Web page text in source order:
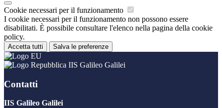
Cookie necessari per il funzionamento
I cookie necessari per il funzionamento non possono essere
disabilitati. È possibile consultare l'elenco nella pagina della cookie
policy.
Accetta tutti Salva le preferenze
IIS Galileo Galilei
Contatti
IIS Galileo Galilei